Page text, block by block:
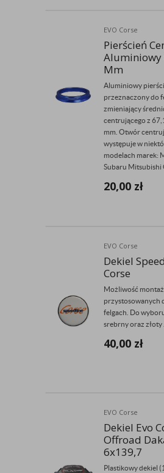
EVO Corse
Pierścień
Aluminiowy
Mm
Aluminiowy
przeznaczony do
zmieniający
centrującego z
mm. Otwór
występuje w
modelach marek:
Subaru Mitsubishi
20,00 zł
EVO Corse
Dekiel
Corse
Możliwość
przystosowanych
felgach. Do
srebrny oraz złoty ...
40,00 zł
EVO Corse
Dekiel Evo
Offroad
6x139,7
Plastikowy dekiel